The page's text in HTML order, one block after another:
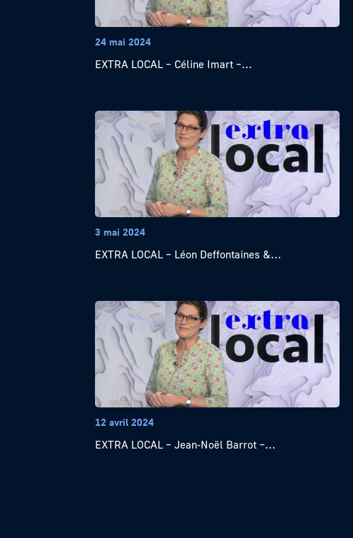
24 mai 2024
EXTRA LOCAL – Céline Imart –...
3 mai 2024
EXTRA LOCAL – Léon Deffontaines &...
12 avril 2024
EXTRA LOCAL – Jean-Noël Barrot –...